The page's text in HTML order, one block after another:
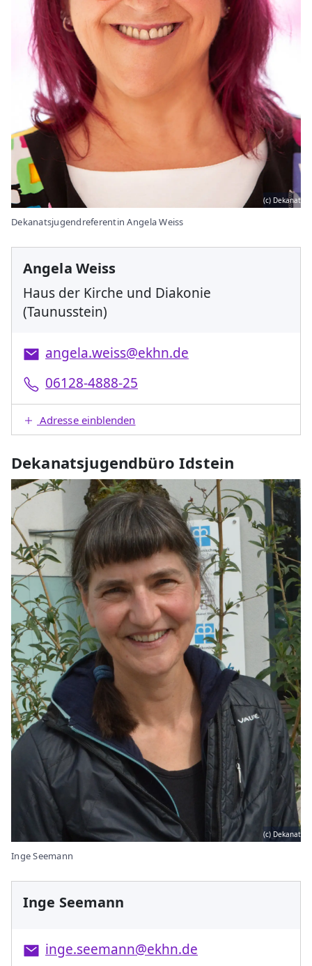
(c) Dekanat
Dekanatsjugendreferentin Angela Weiss
Angela Weiss
Haus der Kirche und Diakonie
(Taunusstein)
angela.weiss@ekhn.de
06128-4888-25
Adresse einblenden
Dekanatsjugendbüro Idstein
(c) Dekanat
Inge Seemann
Inge Seemann
inge.seemann@ekhn.de